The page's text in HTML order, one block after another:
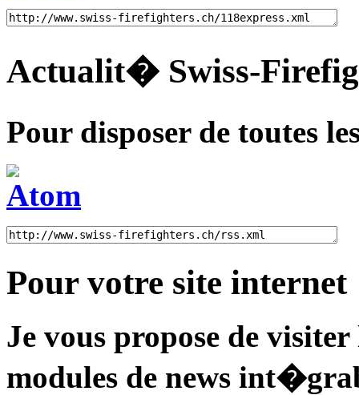
Actualit� Swiss-
Pour disposer de toutes
Pour votre site internet
Je vous propose de
modules de news